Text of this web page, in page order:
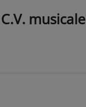
C.V. musicale